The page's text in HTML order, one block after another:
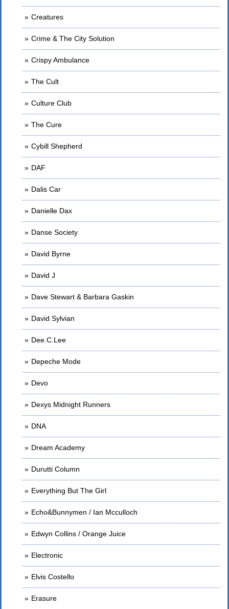
Creatures
Crime & The City Solution
Crispy Ambulance
The Cult
Culture Club
The Cure
Cybill Shepherd
DAF
Dalis Car
Danielle Dax
Danse Society
David Byrne
David J
Dave Stewart & Barbara Gaskin
David Sylvian
Dee.C.Lee
Depeche Mode
Devo
Dexys Midnight Runners
DNA
Dream Academy
Durutti Column
Everything But The Girl
Echo&Bunnymen / Ian Mcculloch
Edwyn Collins / Orange Juice
Electronic
Elvis Costello
Erasure